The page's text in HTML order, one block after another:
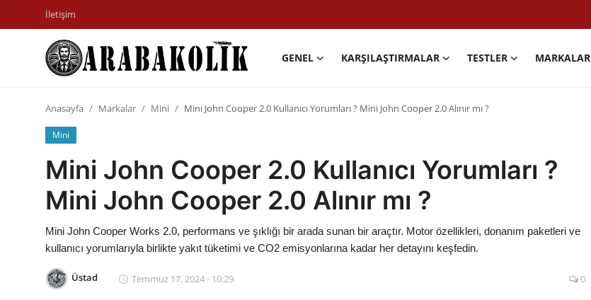
İletişim
GENEL KARŞILAŞTIRMALAR TESTLER MARKALAR
Öneriler
Motosiklet
Anasayfa Markalar Mini Mini John Cooper 2.0 Kullanıcı Yorumları ? Mini John Cooper 2.0 Alınır mı ?
Mini
Mini John Cooper 2.0 Kullanıcı Yorumları ?
Mini John Cooper 2.0 Alınır mı ?
Mini John Cooper Works 2.0, performans ve şıklığı bir arada sunan bir araçtır. Motor özellikleri, donanım paketleri ve
kullanıcı yorumlarıyla birlikte yakıt tüketimi ve CO2 emisyonlarına kadar her detayını keşfedin.
Üstad Temmuz 17, 2024 - 10:29 0